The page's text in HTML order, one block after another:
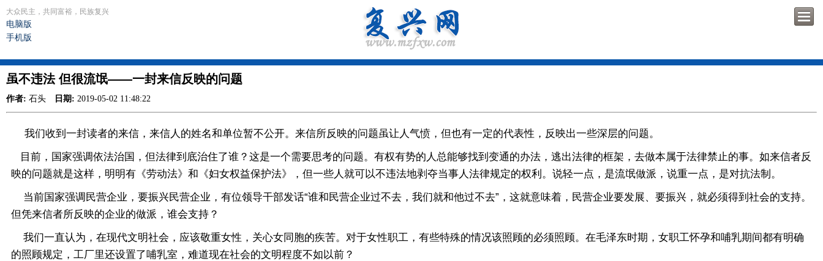
大众民主，共同富裕，民族复兴
电脑版
手机版
虽不违法 但很流氓——一封来信反映的问题
作者: 石头 日期: 2019-05-02 11:48:22
我们收到一封读者的来信，来信人的姓名和单位暂不公开。来信所反映的问题虽让人气愤，但也有一定的代表性，反映出一些深层的问题。
目前，国家强调依法治国，但法律到底治住了谁？这是一个需要思考的问题。有权有势的人总能够找到变通的办法，逃出法律的框架，去做本属于法律禁止的事。如来信者反
映的问题就是这样，明明有《劳动法》和《妇女权益保护法》，但一些人就可以不违法地剥夺当事人法律规定的权利。说轻一点，是流氓做派，说重一点，是对抗法制。
当前国家强调民营企业，要振兴民营企业，有位领导干部发话“谁和民营企业过不去，我们就和他过不去”，这就意味着，民营企业要发展、要振兴，就必须得到社会的支持。
但凭来信者所反映的企业的做派，谁会支持？
我们一直认为，在现代文明社会，应该敬重女性，关心女同胞的疾苦。对于女性职工，有些特殊的情况该照顾的必须照顾。在毛泽东时期，女职工怀孕和哺乳期间都有明确
的照顾规定，工厂里还设置了哺乳室，难道现在社会的文明程度不如以前？